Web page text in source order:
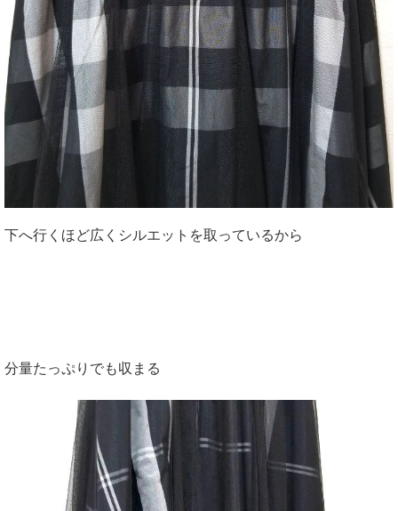
下へ行くほど広くシルエットを取っているから
分量たっぷりでも収まる